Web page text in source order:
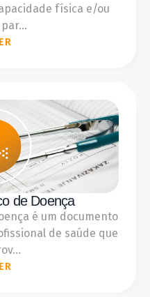
física e/ou
de Doença
é um documento
de saúde que